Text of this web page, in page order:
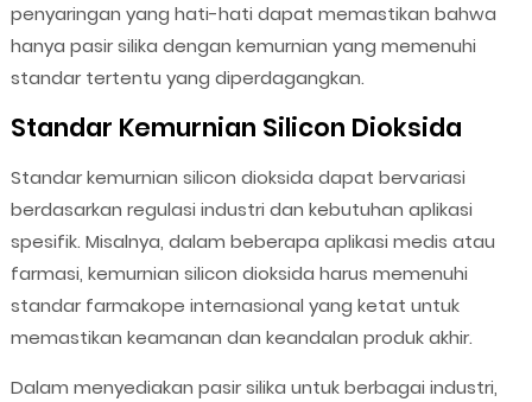
penyaringan yang hati-hati dapat memastikan bahwa
hanya pasir silika dengan kemurnian yang memenuhi
standar tertentu yang diperdagangkan.
Standar Kemurnian Silicon Dioksida
Standar kemurnian silicon dioksida dapat bervariasi
berdasarkan regulasi industri dan kebutuhan aplikasi
spesifik. Misalnya, dalam beberapa aplikasi medis atau
farmasi, kemurnian silicon dioksida harus memenuhi
standar farmakope internasional yang ketat untuk
memastikan keamanan dan keandalan produk akhir.
Dalam menyediakan pasir silika untuk berbagai industri,